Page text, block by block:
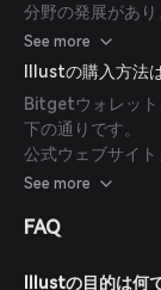
分野の発展があ
予測は提供されて
See more
Illustの購入方法
Bitgetウォレッ
下の通りです。
公式ウェブサイ
リをダウンロード
護します。
て暗号資産を購入
See more
FAQ
Illustの目的は何